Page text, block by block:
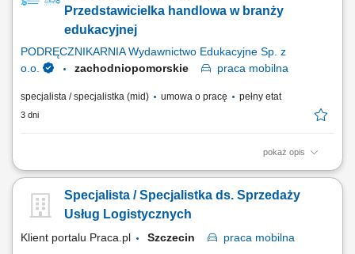
Przedstawicielka handlowa w branży
edukacyjnej
PODRĘCZNIKARNIA Wydawnictwo Edukacyjne Sp. z
o.o.
zachodniopomorskie praca mobilna
specjalista / specjalistka (mid) umowa o pracę pełny etat
3 dni
pokaż opis
Opis stanowiska: Aktywne pozyskiwanie klientów instytucjonalnych i
Prowadzenie prezentacji rozwiązań edukacyjnych, asortymentu
rozwojowego oraz nowoczesnych elektroniki i wyposażenia dla
Specjalista / Specjalistka ds. Sprzedaży
Usług Logistycznych
Klient portalu Praca.pl Szczecin praca mobilna